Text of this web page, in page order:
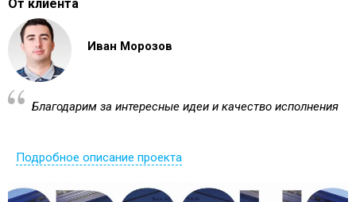
От клиента
Иван Морозов
Благодарим за интересные идеи и качество исполнения
Подробное описание проекта